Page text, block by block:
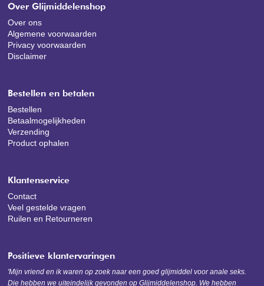
Over Glijmiddelenshop
Over ons
Algemene voorwaarden
Privacy voorwaarden
Disclaimer
Bestellen en betalen
Bestellen
Betaalmogelijkheden
Verzending
Product ophalen
Klantenservice
Contact
Veel gestelde vragen
Ruilen en Retourneren
Positieve klantervaringen
'Mijn vriend en ik waren op zoek naar een goed glijmiddel voor anale seks.
Die hebben we uiteindelijk gevonden op Glijmiddelenshop. We hebben